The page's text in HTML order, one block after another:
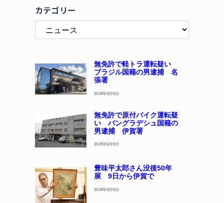
カテゴリー
無免許で軽トラ運転疑い
ブラジル国籍の男逮捕 名
張署
2026年8月9日
無免許で原付バイク運転疑
い バングラデシュ国籍の
男逮捕 伊賀署
2026年8月9日
豊味平太郎さん没後50年
展 9日から伊賀で
2026年8月9日